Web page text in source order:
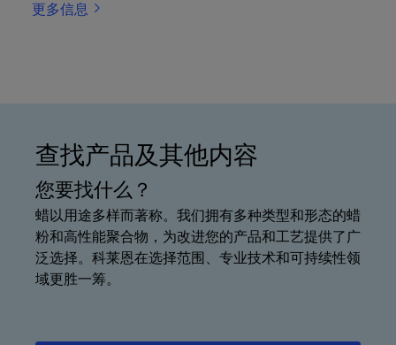
更多信息
查找产品及其他内容
您要找什么？
蜡以用途多样而著称。我们拥有多种类型和形态的蜡
粉和高性能聚合物，为改进您的产品和工艺提供了广
泛选择。科莱恩在选择范围、专业技术和可持续性领
域更胜一筹。